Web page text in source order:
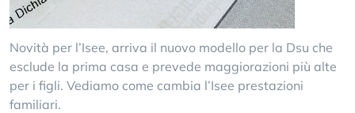
Novità per l’Isee, arriva il nuovo modello per la Dsu che
esclude la prima casa e prevede maggiorazioni più alte
per i figli. Vediamo come cambia l’Isee prestazioni
familiari.